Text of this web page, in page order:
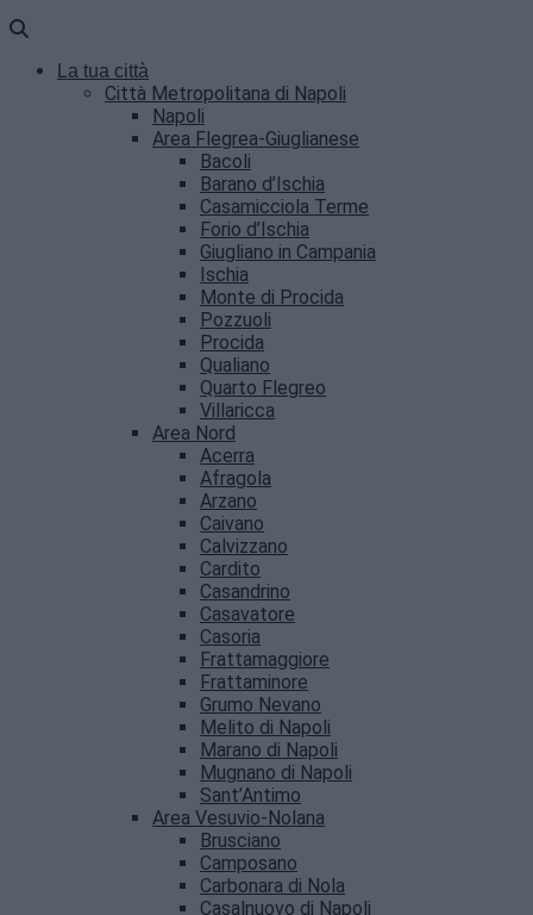
La tua città
Città Metropolitana di Napoli
Napoli
Area Flegrea-Giuglianese
Bacoli
Barano d’Ischia
Casamicciola Terme
Forio d’Ischia
Giugliano in Campania
Ischia
Monte di Procida
Pozzuoli
Procida
Qualiano
Quarto Flegreo
Villaricca
Area Nord
Acerra
Afragola
Arzano
Caivano
Calvizzano
Cardito
Casandrino
Casavatore
Casoria
Frattamaggiore
Frattaminore
Grumo Nevano
Melito di Napoli
Marano di Napoli
Mugnano di Napoli
Sant’Antimo
Area Vesuvio-Nolana
Brusciano
Camposano
Carbonara di Nola
Casalnuovo di Napoli